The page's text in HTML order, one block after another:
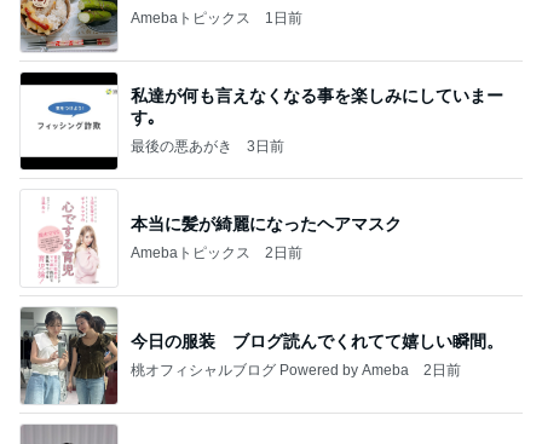
Amebaトピックス 1日前
私達が何も言えなくなる事を楽しみにしていまー
す｡
最後の悪あがき 3日前
本当に髪が綺麗になったヘアマスク
Amebaトピックス 2日前
今日の服装 ブログ読んでくれてて嬉しい瞬間。
桃オフィシャルブログ Powered by Ameba 2日前